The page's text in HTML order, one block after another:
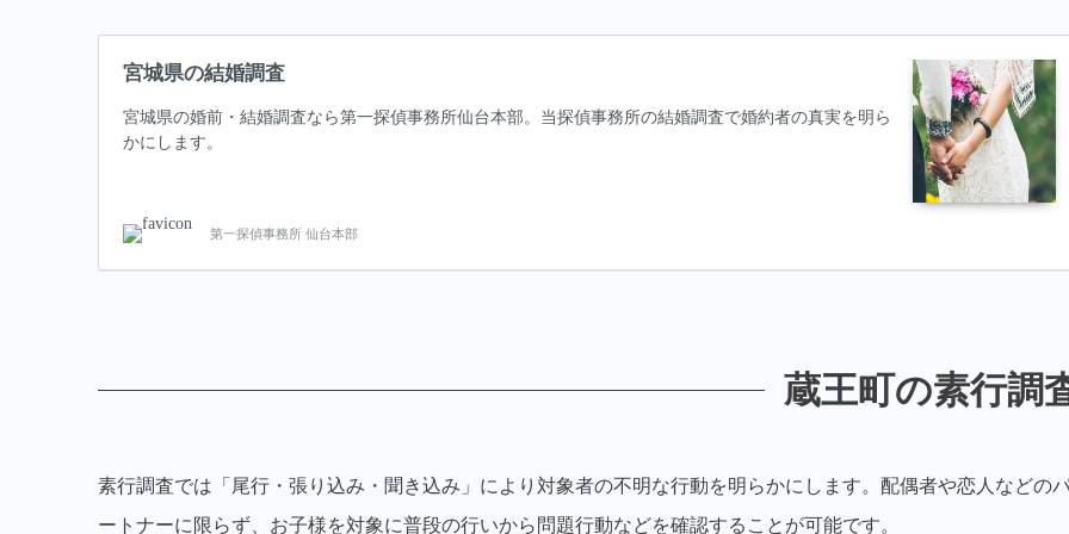
宮城県の結婚調査
宮城県の婚前・結婚調査なら第一探偵事務所仙台本部。当探偵事務所の結婚調査で婚約者の真実を明ら
かにします。
第一探偵事務所 仙台本部
蔵王町の素行調
素行調査では「尾行・張り込み・聞き込み」により対象者の不明な行動を明らかにします。配偶者や恋人などの
ートナーに限らず、お子様を対象に普段の行いから問題行動などを確認することが可能です。